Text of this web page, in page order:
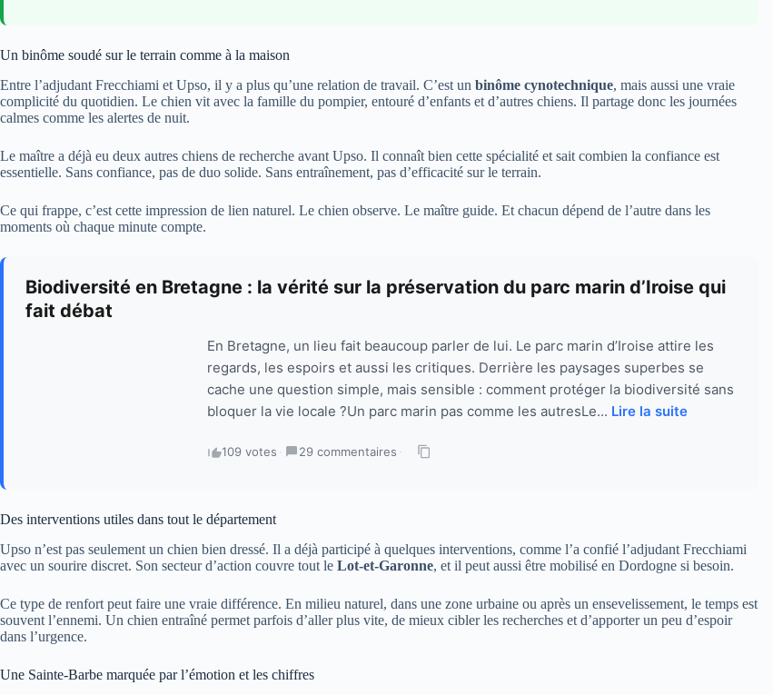
Un binôme soudé sur le terrain comme à la maison
Entre l’adjudant Frecchiami et Upso, il y a plus qu’une relation de travail. C’est un binôme cynotechnique, mais aussi une vraie
complicité du quotidien. Le chien vit avec la famille du pompier, entouré d’enfants et d’autres chiens. Il partage donc les journées
calmes comme les alertes de nuit.
Le maître a déjà eu deux autres chiens de recherche avant Upso. Il connaît bien cette spécialité et sait combien la confiance est
essentielle. Sans confiance, pas de duo solide. Sans entraînement, pas d’efficacité sur le terrain.
Ce qui frappe, c’est cette impression de lien naturel. Le chien observe. Le maître guide. Et chacun dépend de l’autre dans les
moments où chaque minute compte.
Biodiversité en Bretagne : la vérité sur la préservation du parc marin d’Iroise qui
fait débat
En Bretagne, un lieu fait beaucoup parler de lui. Le parc marin d’Iroise attire les
regards, les espoirs et aussi les critiques. Derrière les paysages superbes se
cache une question simple, mais sensible : comment protéger la biodiversité sans
bloquer la vie locale ?Un parc marin pas comme les autresLe... Lire la suite
109 votes · 29 commentaires ·
Des interventions utiles dans tout le département
Upso n’est pas seulement un chien bien dressé. Il a déjà participé à quelques interventions, comme l’a confié l’adjudant Frecchiami
avec un sourire discret. Son secteur d’action couvre tout le Lot-et-Garonne, et il peut aussi être mobilisé en Dordogne si besoin.
Ce type de renfort peut faire une vraie différence. En milieu naturel, dans une zone urbaine ou après un ensevelissement, le temps est
souvent l’ennemi. Un chien entraîné permet parfois d’aller plus vite, de mieux cibler les recherches et d’apporter un peu d’espoir
dans l’urgence.
Une Sainte-Barbe marquée par l’émotion et les chiffres